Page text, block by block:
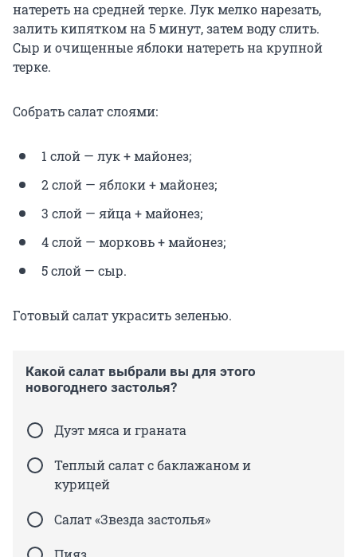
натереть на средней терке. Лук мелко нарезать,
залить кипятком на 5 минут, затем воду слить.
Сыр и очищенные яблоки натереть на крупной
терке.
Собрать салат слоями:
1 слой — лук + майонез;
2 слой — яблоки + майонез;
3 слой — яйца + майонез;
4 слой — морковь + майонез;
5 слой — сыр.
Готовый салат украсить зеленью.
Какой салат выбрали вы для этого
новогоднего застолья?
Дуэт мяса и граната
Теплый салат с баклажаном и
курицей
Салат «Звезда застолья»